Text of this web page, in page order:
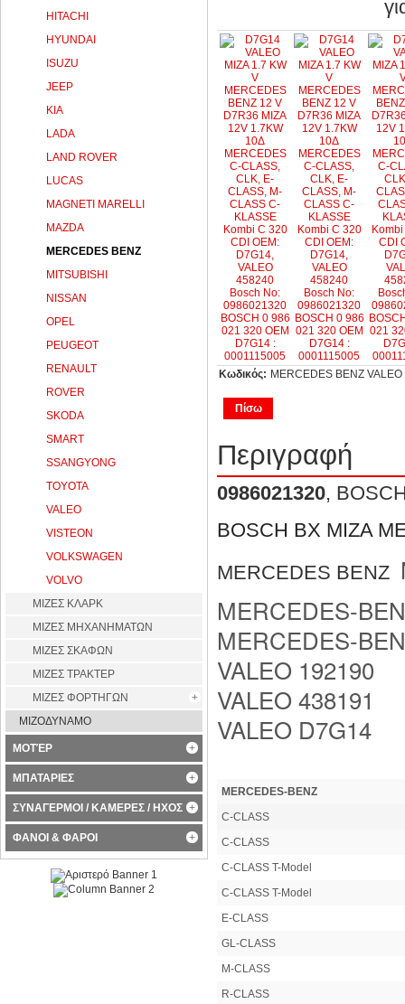
Κωδικός: MERCEDES BENZ
Πίσω
Περιγραφή
0986021320,
BOSCH BX ΜΙΖΑ
MERCEDES BENZ
MERCEDES-
MERCEDES-
VALEO 192190
VALEO 438191
VALEO D7G14
MERCEDES-BENZ
C-CLASS
C-CLASS
C-CLASS T-Model
C-CLASS T-Model
E-CLASS
GL-CLASS
M-CLASS
R-CLASS
HITACHI
HYUNDAI
ISUZU
JEEP
KIA
LADA
LAND ROVER
LUCAS
MAGNETI MARELLI
MAZDA
MERCEDES BENZ
MITSUBISHI
NISSAN
OPEL
PEUGEOT
RENAULT
ROVER
SKODA
SMART
SSANGYONG
TOYOTA
VALEO
VISTEON
VOLKSWAGEN
VOLVO
ΜΙΖΕΣ ΚΛΑΡΚ
ΜΙΖΕΣ ΜΗΧΑΝΗΜΑΤΩΝ
ΜΙΖΕΣ ΣΚΑΦΩΝ
ΜΙΖΕΣ ΤΡΑΚΤΕΡ
ΜΙΖΕΣ ΦΟΡΤΗΓΩΝ
ΜΙΖΟΔΥΝΑΜΟ
ΜΟΤΈΡ
ΜΠΑΤΑΡΙΕΣ
ΣΥΝΑΓΕΡΜΟΙ / ΚΑΜΕΡΕΣ / ΗΧΟΣ
ΦΑΝΟΙ & ΦΑΡΟΙ